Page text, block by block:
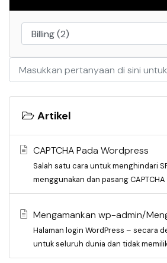
Artikel
CAPTCHA Pada Wordpress
Salah satu cara untuk menghindari
menggunakan dan pasang CAPTCHA
Mengamankan wp-admin/
Halaman login WordPress – secara
untuk seluruh dunia dan tidak